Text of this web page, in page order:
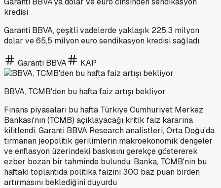
kredisi
Garanti BBVA, çeşitli vadelerde yaklaşık 225,3 milyon
dolar ve 65,5 milyon euro sendikasyon kredisi sağladı.
Garanti BBVA KAP
BBVA, TCMB'den bu hafta faiz artışı bekliyor
Finans piyasaları bu hafta Türkiye Cumhuriyet Merkez
Bankası'nın (TCMB) açıklayacağı kritik faiz kararına
kilitlendi. Garanti BBVA Research analistleri, Orta Doğu'da
tırmanan jeopolitik gerilimlerin makroekonomik dengeler
ve enflasyon üzerindeki baskısını gerekçe göstererek
ezber bozan bir tahminde bulundu. Banka, TCMB'nin bu
haftaki toplantıda politika faizini 300 baz puan birden
artırmasını beklediğini duyurdu